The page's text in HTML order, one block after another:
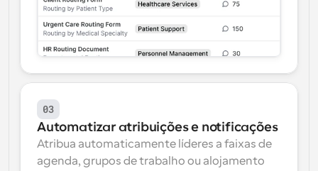
03
Automatizar atribuições e notificações
Atribua automaticamente líderes a faixas de
agenda, grupos de trabalho ou alojamento